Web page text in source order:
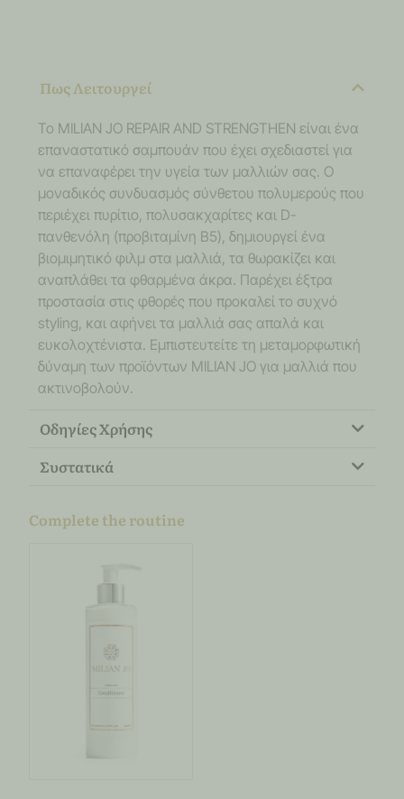
Πως Λειτουργεί
Το MILIAN JO REPAIR AND STRENGTHEN είναι ένα
επαναστατικό σαμπουάν που έχει σχεδιαστεί για
να επαναφέρει την υγεία των μαλλιών σας. Ο
μοναδικός συνδυασμός σύνθετου πολυμερούς που
περιέχει πυρίτιο, πολυσακχαρίτες και D-
πανθενόλη (προβιταμίνη B5), δημιουργεί ένα
βιομιμητικό φιλμ στα μαλλιά, τα θωρακίζει και
αναπλάθει τα φθαρμένα άκρα. Παρέχει έξτρα
προστασία στις φθορές που προκαλεί το συχνό
styling, και αφήνει τα μαλλιά σας απαλά και
ευκολοχτένιστα. Εμπιστευτείτε τη μεταμορφωτική
δύναμη των προϊόντων MILIAN JO για μαλλιά που
ακτινοβολούν.
Οδηγίες Χρήσης
Συστατικά
Complete the routine